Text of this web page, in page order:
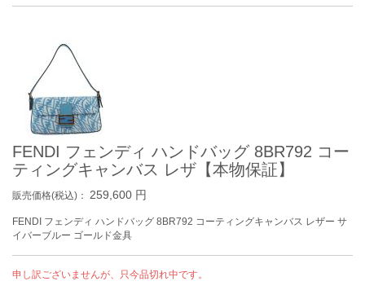
FENDI フェンディ ハンドバッグ 8BR792 コー
ティングキャンバス レザ【本物保証】
販売価格(税込)： 259,600 円
FENDI フェンディ ハンドバッグ 8BR792 コーティングキャンバス レザー サ
イバーブルー ゴールド金具
申し訳ございませんが、只今品切れ中です。